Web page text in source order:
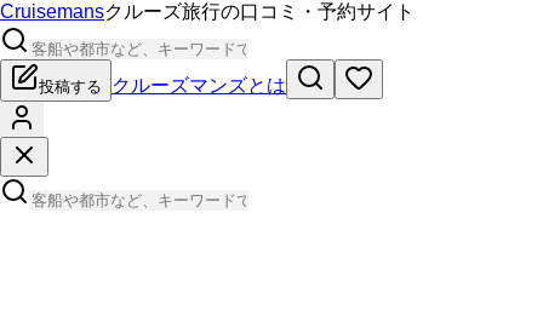
Cruisemansクルーズ旅行の口コミ・予約サイト
投稿する クルーズマンズとは